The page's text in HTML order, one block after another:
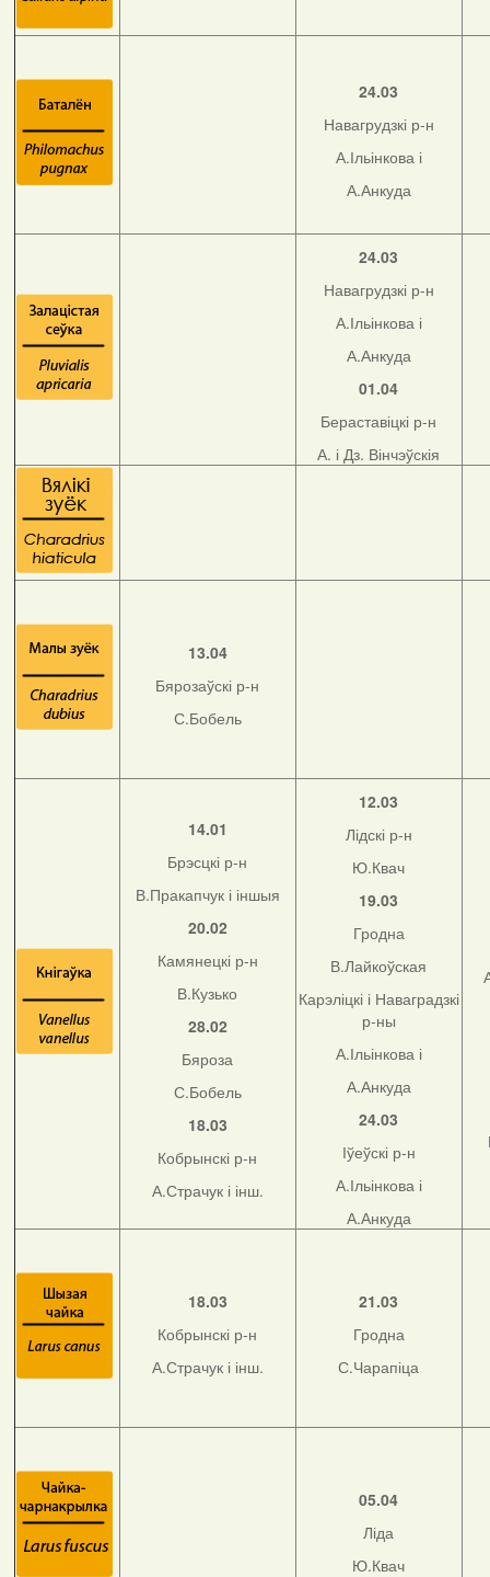
24.03
Навагрудзкі р-н
А.Ільінкова і
А.Анкуда
24.03
Навагрудзкі р-н
А.Ільінкова і
А.Анкуда
01.04
Бераставіцкі р-н
А. і Дз. Вінчэўскія
13.04
Бярозаўскі р-н
С.Бобель
14.01
Брэсцкі р-н
В.Пракапчук і іншыя
20.02
Камянецкі р-н
В.Кузько
28.02
Бяроза
С.Бобель
18.03
Кобрынскі р-н
А.Страчук і інш.
12.03
Лідскі р-н
Ю.Квач
19.03
Гродна
В.Лайкоўская
Карэліцкі і Наваградзкі
р-ны
А.Ільінкова і
А.Анкуда
24.03
Іўеўскі р-н
А.Ільінкова і
А.Анкуда
18.03
Кобрынскі р-н
А.Страчук і інш.
21.03
Гродна
С.Чарапіца
05.04
Ліда
Ю.Квач